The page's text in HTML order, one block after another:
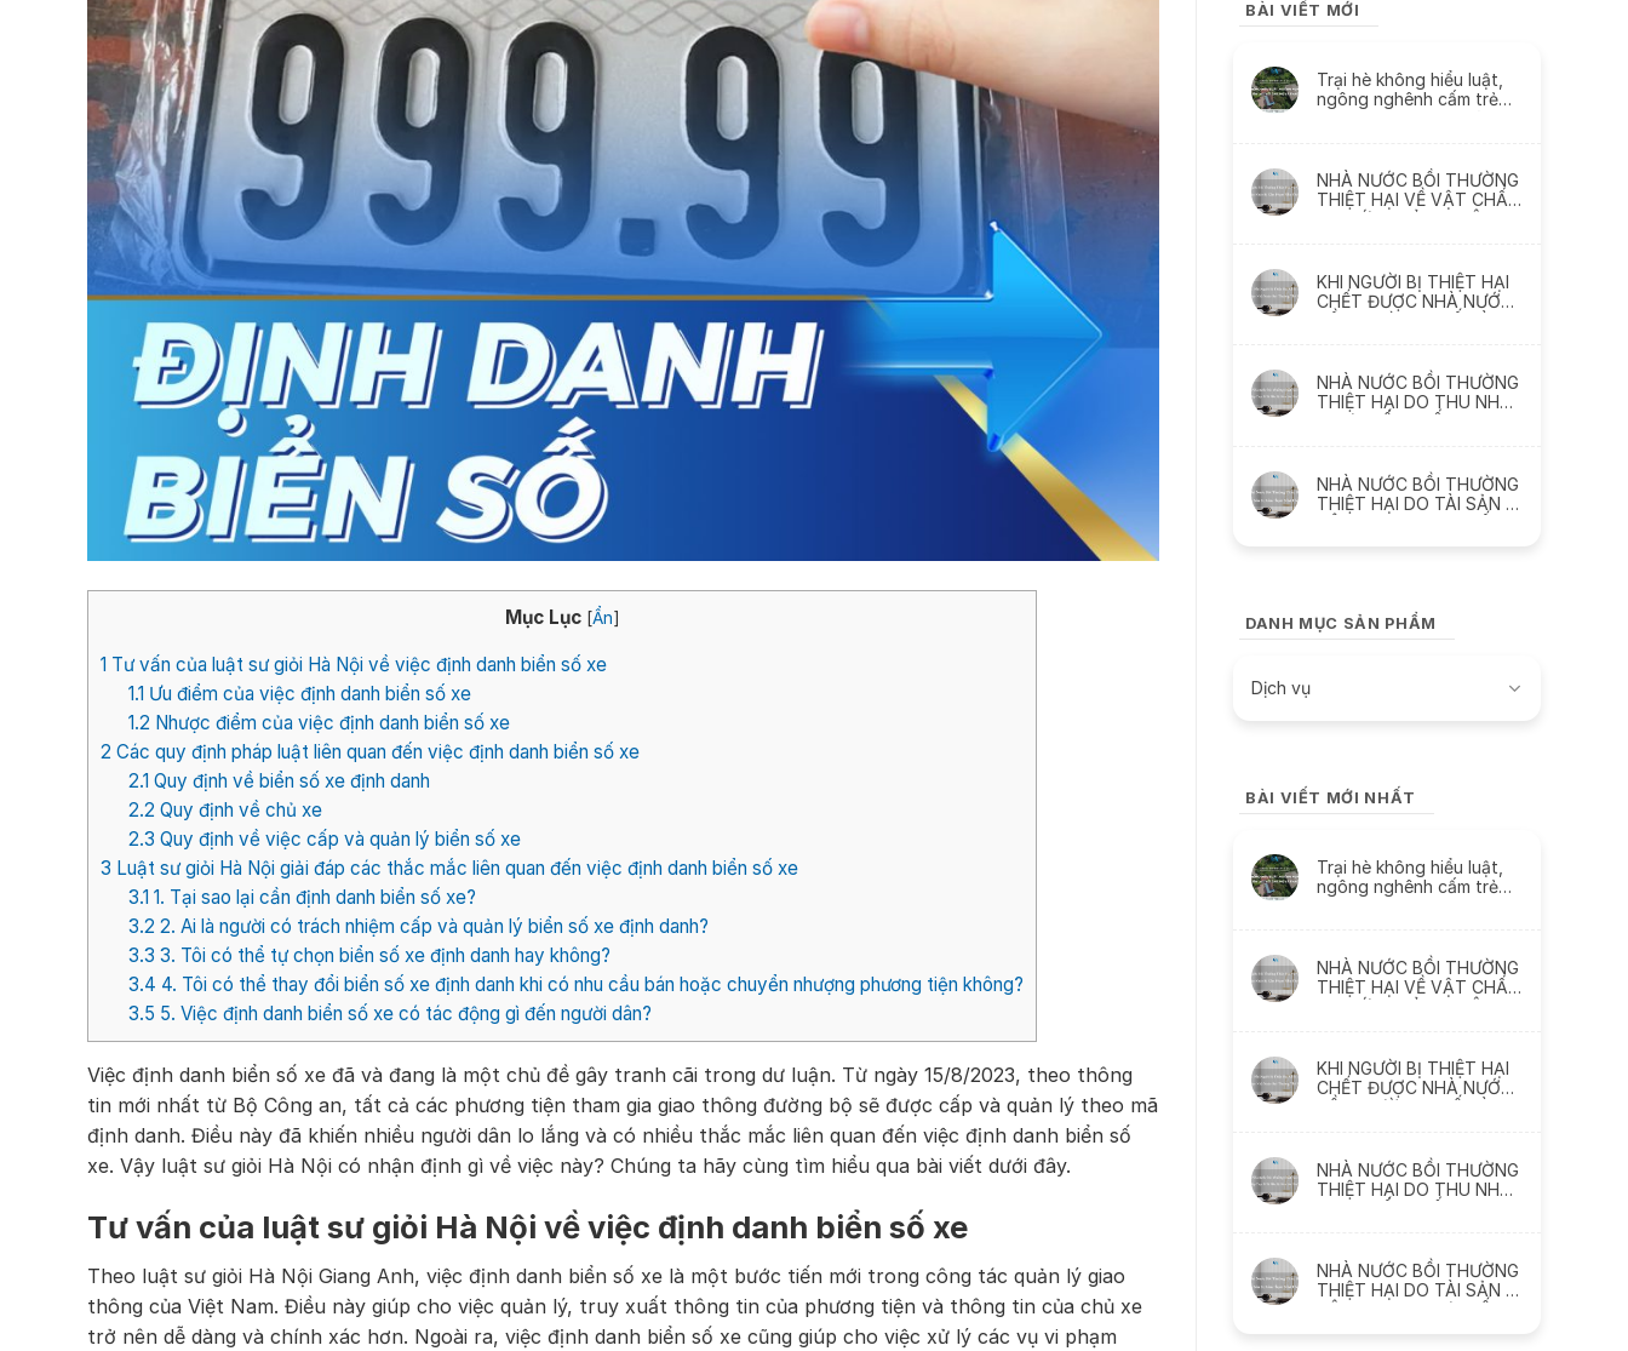
Mục Lục [Ẩn]
1 Tư vấn của luật sư giỏi Hà Nội về việc định danh biển số xe
1.1 Ưu điểm của việc định danh biển số xe
1.2 Nhược điểm của việc định danh biển số xe
2 Các quy định pháp luật liên quan đến việc định danh biển số xe
2.1 Quy định về biển số xe định danh
2.2 Quy định về chủ xe
2.3 Quy định về việc cấp và quản lý biển số xe
3 Luật sư giỏi Hà Nội giải đáp các thắc mắc liên quan đến việc định danh biển số xe
3.1 1. Tại sao lại cần định danh biển số xe?
3.2 2. Ai là người có trách nhiệm cấp và quản lý biển số xe định danh?
3.3 3. Tôi có thể tự chọn biển số xe định danh hay không?
3.4 4. Tôi có thể thay đổi biển số xe định danh khi có nhu cầu bán hoặc chuyển nhượng phương tiện không?
3.5 5. Việc định danh biển số xe có tác động gì đến người dân?
Việc định danh biển số xe đã và đang là một chủ đề gây tranh cãi trong dư luận. Từ ngày 15/8/2023, theo thông
tin mới nhất từ Bộ Công an, tất cả các phương tiện tham gia giao thông đường bộ sẽ được cấp và quản lý theo mã
định danh. Điều này đã khiến nhiều người dân lo lắng và có nhiều thắc mắc liên quan đến việc định danh biển số
xe. Vậy luật sư giỏi Hà Nội có nhận định gì về việc này? Chúng ta hãy cùng tìm hiểu qua bài viết dưới đây.
Tư vấn của luật sư giỏi Hà Nội về việc định danh biển số xe
Theo luật sư giỏi Hà Nội Giang Anh, việc định danh biển số xe là một bước tiến mới trong công tác quản lý giao
thông của Việt Nam. Điều này giúp cho việc quản lý, truy xuất thông tin của phương tiện và thông tin của chủ xe
trở nên dễ dàng và chính xác hơn. Ngoài ra, việc định danh biển số xe cũng giúp cho việc xử lý các vụ vi phạm
BÀI VIẾT MỚI
Trại hè không hiểu luật,
ngông nghênh cấm trẻ
NHÀ NƯỚC BỒI THƯỜNG
THIỆT HẠI VỀ VẬT CHẤT
DO SỨC KHỎE BỊ XÂM
KHI NGƯỜI BỊ THIỆT HẠI
CHẾT ĐƯỢC NHÀ NƯỚC
NHÀ NƯỚC BỒI THƯỜNG
THIỆT HẠI DO THU NHẬP
THỰC TẾ BỊ MẤT, BỊ
NHÀ NƯỚC BỒI THƯỜNG
THIỆT HẠI DO TÀI SẢN BỊ
DANH MỤC SẢN PHẨM
Dịch vụ
BÀI VIẾT MỚI NHẤT
Trại hè không hiểu luật,
ngông nghênh cấm trẻ
NHÀ NƯỚC BỒI THƯỜNG
THIỆT HẠI VỀ VẬT CHẤT
DO SỨC KHỎE BỊ XÂM
KHI NGƯỜI BỊ THIỆT HẠI
CHẾT ĐƯỢC NHÀ NƯỚC
BỒI THƯỜNG THẾ NÀO ?
NHÀ NƯỚC BỒI THƯỜNG
THIỆT HẠI DO THU NHẬP
NHÀ NƯỚC BỒI THƯỜNG
THIỆT HẠI DO TÀI SẢN BỊ
XÂM PHẠM NHƯ THẾ